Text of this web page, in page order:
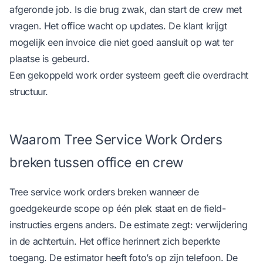
afgeronde job. Is die brug zwak, dan start de crew met
vragen. Het office wacht op updates. De klant krijgt
mogelijk een invoice die niet goed aansluit op wat ter
plaatse is gebeurd.
Een gekoppeld work order systeem geeft die overdracht
structuur.
Waarom Tree Service Work Orders
breken tussen office en crew
Tree service work orders breken wanneer de
goedgekeurde scope op één plek staat en de field-
instructies ergens anders. De estimate zegt: verwijdering
in de achtertuin. Het office herinnert zich beperkte
toegang. De estimator heeft foto’s op zijn telefoon. De